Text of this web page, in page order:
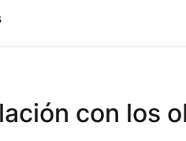
para
con los